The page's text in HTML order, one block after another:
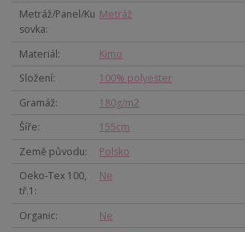
Metráž/Panel/Ku
sovka
Metráž
Materiál
Kimo
Složení
100% polyester
Gramáž
180g/m2
Šíře
155cm
Země původu
Polsko
Oeko-Tex 100,
tř.1
Ne
Organic
Ne